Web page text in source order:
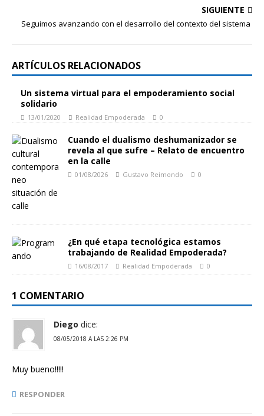
SIGUIENTE
Seguimos avanzando con el desarrollo del contexto del sistema
ARTÍCULOS RELACIONADOS
Un sistema virtual para el empoderamiento social
solidario
13/01/2020 Realidad Empoderada 0
Cuando el dualismo deshumanizador se
revela al que sufre – Relato de encuentro
en la calle
01/08/2026 Gustavo Reimondo 0
¿En qué etapa tecnológica estamos
trabajando de Realidad Empoderada?
16/08/2017 Realidad Empoderada 0
1 COMENTARIO
Diego dice:
08/05/2018 A LAS 2:26 PM
Muy bueno!!!!!
RESPONDER